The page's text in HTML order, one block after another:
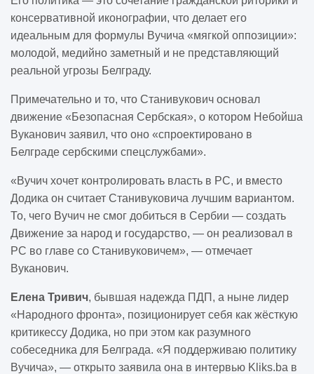
консервативной иконографии, что делает его
идеальным для формулы Вучича «мягкой оппозиции»:
молодой, медийно заметный и не представляющий
реальной угрозы Белграду.
Примечательно и то, что Станивукович основал
движение «Безопасная Сербская», о котором Небойша
Вуканович заявил, что оно «спроектировано в
Белграде сербскими спецслужбами».
«Вучич хочет контролировать власть в РС, и вместо
Додика он считает Станивуковича лучшим вариантом.
То, чего Вучич не смог добиться в Сербии — создать
Движение за народ и государство, — он реализовал в
РС во главе со Станивуковичем», — отмечает
Вуканович.
Елена Тривич, бывшая надежда ПДП, а ныне лидер
«Народного фронта», позиционирует себя как жёсткую
критикессу Додика, но при этом как разумного
собеседника для Белграда. «Я поддерживаю политику
Вучича», — открыто заявила она в интервью Kliks.ba в